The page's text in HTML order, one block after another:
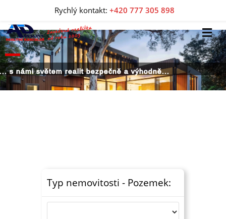
s námi světem realit bezpečně a výhodně...
Typ nemovitosti - Pozemek:
Rychlý kontakt: +420 777 305 898